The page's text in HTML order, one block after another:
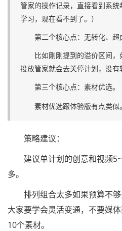
管家的操作记录，直接看到系
学习，现在看不到了。）
第二个核心点：无转化、超
比如刚刚提到的溢价区间，
投放管家就会去关停计划，没有
第三个核心点：素材优选。
素材优选跟体验版有点类似。
策略建议：
建议单计划的创意和视频
多。
排列组合太多如果预算不够
大家要学会灵活变通，不要媒
10个素材。